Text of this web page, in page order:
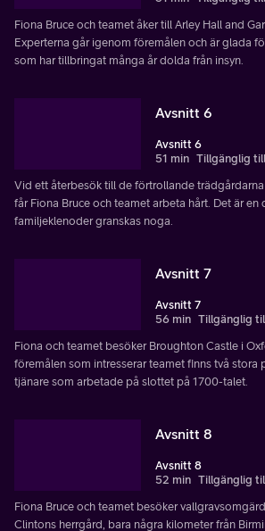
Fiona Bruce och teamet åker till Arley Hall and
Experterna går igenom föremålen och är glada
som har tillbringat många år dolda från insyn.
Avsnitt 6
Avsnitt 6
51 min Tillgänglig
Vid ett återbesök till de förtrollande trädgårdarna
får Fiona Bruce och teamet arbeta hårt. Det är en
familjeklenoder granskas noga.
Avsnitt 7
Avsnitt 7
56 min Tillgänglig
Fiona och teamet besöker Broughton Castle i
föremålen som intresserar teamet finns två stora
tjänare som arbetade på slottet på 1700-talet.
Avsnitt 8
Avsnitt 8
52 min Tillgänglig
Fiona Bruce och teamet besöker
Clintons herrgård, bara några kilometer från